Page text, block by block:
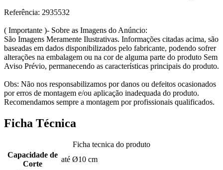
Referência: 2935532
( Importante )- Sobre as Imagens do Anúncio:
São Imagens Meramente Ilustrativas. Informações citadas acima, são
baseadas em dados disponibilizados pelo fabricante, podendo sofrer
alterações na embalagem ou na cor de alguma parte do produto Sem
Aviso Prévio, permanecendo as características principais do produto.
Obs: Não nos responsabilizamos por danos ou defeitos ocasionados
por erros de montagem e/ou aplicação inadequada do produto.
Recomendamos sempre a montagem por profissionais qualificados.
Ficha Técnica
Ficha tecnica do produto
Capacidade de
Corte
até Ø10 cm